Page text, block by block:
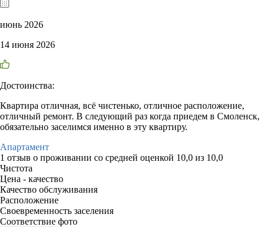
июнь 2026
14 июня 2026
Достоинства:
Квартира отличная, всё чистенько, отличное расположение,
отличный ремонт. В следующий раз когда приедем в Смоленск,
обязательно заселимся именно в эту квартиру.
Апартамент
1 отзыв о проживании со средней оценкой 10,0 из 10,0
Чистота
Цена - качество
Качество обслуживания
Расположение
Своевременность заселения
Соответствие фото